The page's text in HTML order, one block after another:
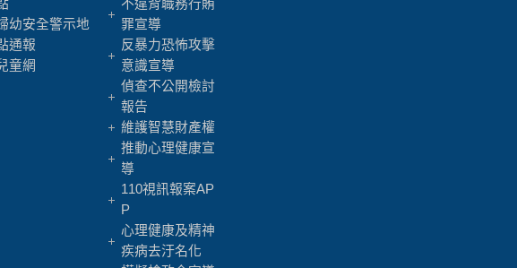
幼安全警示地
通報
童網
不違背職務行賄
罪宣導
反暴力恐怖攻擊
意識宣導
偵查不公開檢討
報告
維護智慧財產權
推動心理健康宣
導
110視訊報案AP
P
心理健康及精神
疾病去汙名化